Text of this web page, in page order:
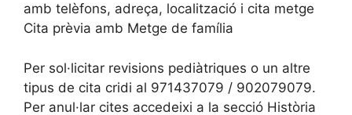
amb telèfons, adreça, localització i cita metge
Cita prèvia amb Metge de família
Per sol·licitar revisions pediàtriques o un altre
tipus de cita cridi al 971437079 / 902079079.
Per anul·lar cites accedeixi a la secció Història